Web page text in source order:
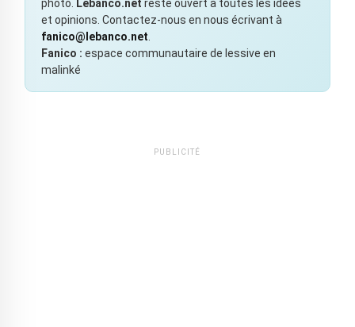
photo.
Lebanco.net reste ouvert à toutes les idées
et opinions. Contactez-nous en nous écrivant à
fanico@lebanco.net
Fanico : espace communautaire de lessive en
malinké
PUBLICITÉ